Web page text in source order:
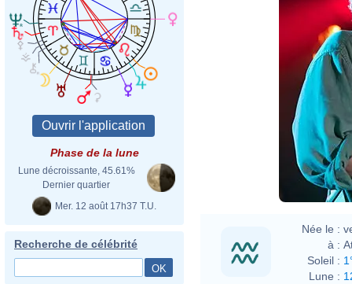
Phase de la lune
Lune décroissante, 45.61%
Dernier quartier
Mer. 12 août 17h37 T.U.
Recherche de célébrité
Née le :
à :
Soleil :
Lune :